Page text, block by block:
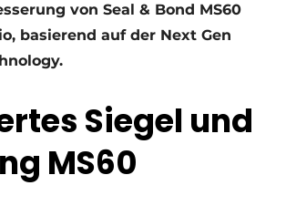
von Seal & Bond MS60
basierend auf der Next Gen
Siegel und
MS60